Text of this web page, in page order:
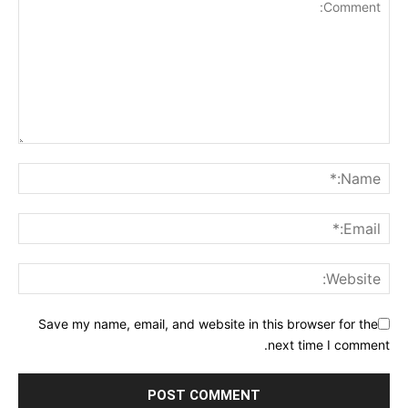
Save my name, email, and website in this browser for the
next time I comment.